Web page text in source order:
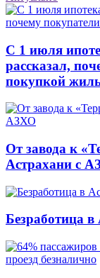
С 1 июля
рассказал,
покупкой
От завода к
Астрахани с
Безработица в